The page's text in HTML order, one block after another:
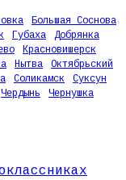
Большая Соснова
Губаха
Добрянка
Красновишерск
Нытва
Октябрьский
Соликамск
Суксун
Чердынь
Чернушка